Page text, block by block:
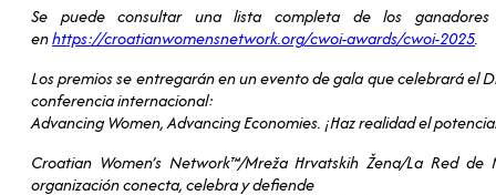
Se puede consultar una lista completa de los
enhttps://croatianwomensnetwork.org/cwoi-awards/cwoi-2025.
Los premios se entregarán en un evento de gala que celebrará el
conferencia internacional:
Advancing Women, Advancing Economies. ¡Haz realidad el
Croatian Women’s Network™/Mreža Hrvatskih Žena/La Red
organización conecta, celebra y defiende